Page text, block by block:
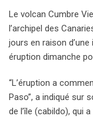
Le volcan Cumbre
l’archipel des
jours en raison
éruption dimanche
“L’éruption a
Paso”, a indiqué sur
de l’île (cabildo), qui